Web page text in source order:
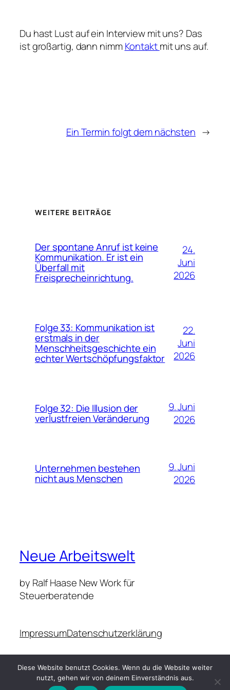
Du hast Lust auf ein Interview mit uns? Das
ist großartig, dann nimmKontaktmit uns auf.
Ein Termin folgt dem nächsten →
WEITERE BEITRÄGE
Der spontane Anruf ist keine
Kommunikation. Er ist ein
Überfall mit
Freisprecheinrichtung.
24.
Juni
2026
Folge 33: Kommunikation ist
erstmals in der
Menschheitsgeschichte ein
echter Wertschöpfungsfaktor
22.
Juni
2026
Folge 32: Die Illusion der
verlustfreien Veränderung
9. Juni
2026
Unternehmen bestehen
nicht aus Menschen
9. Juni
2026
Neue Arbeitswelt
by Ralf Haase New Work für
Steuerberatende
ImpressumDatenschutzerklärung
Copyright Ralf Haase Gestaltet mit Herz und Leidenschaft
Diese Website benutzt Cookies. Wenn du die Website weiter
nutzt, gehen wir von deinem Einverständnis aus.